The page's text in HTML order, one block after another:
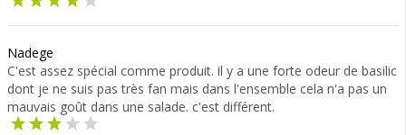
Nadege
C'est assez spécial comme produit. il y a une forte odeur de basilic
dont je ne suis pas très fan mais dans l'ensemble cela n'a pas un
mauvais goût dans une salade. c'est différent.